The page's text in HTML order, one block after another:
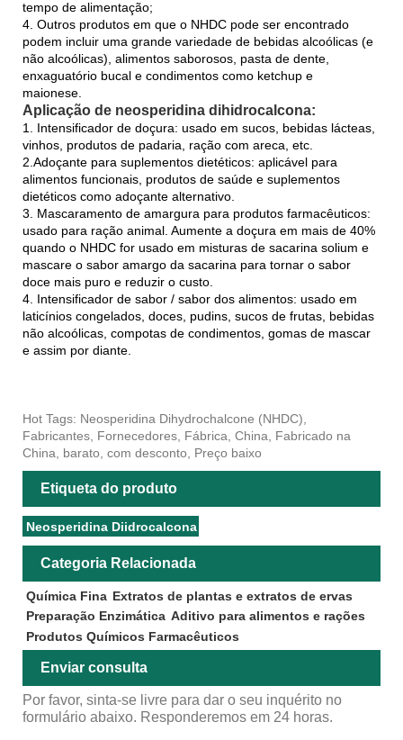
tempo de alimentação;
4. Outros produtos em que o NHDC pode ser encontrado
podem incluir uma grande variedade de bebidas alcoólicas (e
não alcoólicas), alimentos saborosos, pasta de dente,
enxaguatório bucal e condimentos como ketchup e
maionese.
Aplicação de neosperidina dihidrocalcona:
1. Intensificador de doçura: usado em sucos, bebidas lácteas,
vinhos, produtos de padaria, ração com areca, etc.
2.Adoçante para suplementos dietéticos: aplicável para
alimentos funcionais, produtos de saúde e suplementos
dietéticos como adoçante alternativo.
3. Mascaramento de amargura para produtos farmacêuticos:
usado para ração animal. Aumente a doçura em mais de 40%
quando o NHDC for usado em misturas de sacarina solium e
mascare o sabor amargo da sacarina para tornar o sabor
doce mais puro e reduzir o custo.
4. Intensificador de sabor / sabor dos alimentos: usado em
laticínios congelados, doces, pudins, sucos de frutas, bebidas
não alcoólicas, compotas de condimentos, gomas de mascar
e assim por diante.
Hot Tags: Neosperidina Dihydrochalcone (NHDC),
Fabricantes, Fornecedores, Fábrica, China, Fabricado na
China, barato, com desconto, Preço baixo
Etiqueta do produto
Neosperidina Diidrocalcona
Categoria Relacionada
Química Fina Extratos de plantas e extratos de ervas
Preparação Enzimática Aditivo para alimentos e rações
Produtos Químicos Farmacêuticos
Enviar consulta
Por favor, sinta-se livre para dar o seu inquérito no
formulário abaixo. Responderemos em 24 horas.